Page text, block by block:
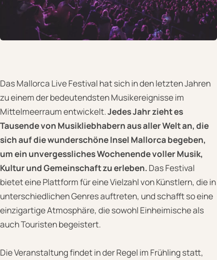
Das Mallorca Live Festival hat sich in den letzten Jahren
zu einem der bedeutendsten Musikereignisse im
Mittelmeerraum entwickelt.Jedes Jahr zieht es
Tausende von Musikliebhabern aus aller Welt an, die
sich auf die wunderschöne Insel Mallorca begeben,
um ein unvergessliches Wochenende voller Musik,
Kultur und Gemeinschaft zu erleben. Das Festival
bietet eine Plattform für eine Vielzahl von Künstlern, die in
unterschiedlichen Genres auftreten, und schafft so eine
einzigartige Atmosphäre, die sowohl Einheimische als
auch Touristen begeistert.
Die Veranstaltung findet in der Regel im Frühling statt,